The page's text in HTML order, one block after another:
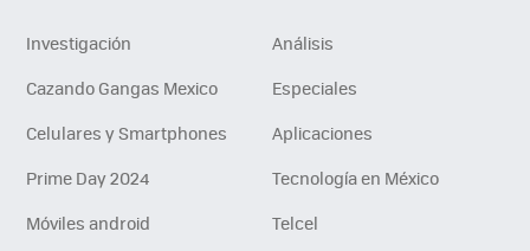
Investigación
Análisis
Cazando Gangas Mexico
Especiales
Celulares y Smartphones
Aplicaciones
Prime Day 2024
Tecnología en México
Móviles android
Telcel